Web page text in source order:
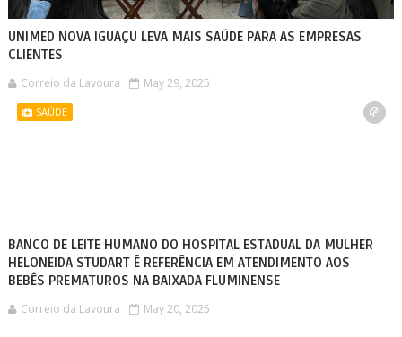
UNIMED NOVA IGUAÇU LEVA MAIS SAÚDE PARA AS EMPRESAS
CLIENTES
Correio da Lavoura May 29, 2025
SAÚDE
BANCO DE LEITE HUMANO DO HOSPITAL ESTADUAL DA MULHER
HELONEIDA STUDART É REFERÊNCIA EM ATENDIMENTO AOS
BEBÊS PREMATUROS NA BAIXADA FLUMINENSE
Correio da Lavoura May 20, 2025